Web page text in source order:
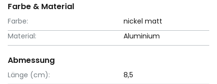
Farbe & Material
Farbe:
nickel matt
Material:
Aluminium
Abmessung
Länge (cm):
8,5